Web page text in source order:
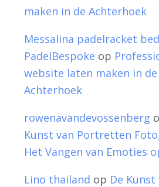
maken in de Achterhoek
Messalina padelracket
PadelBespoke op
website laten maken in de
Achterhoek
rowenavandevossenberg
Kunst van Portretten
Het Vangen van Emoties
Lino thailand op De Kunst